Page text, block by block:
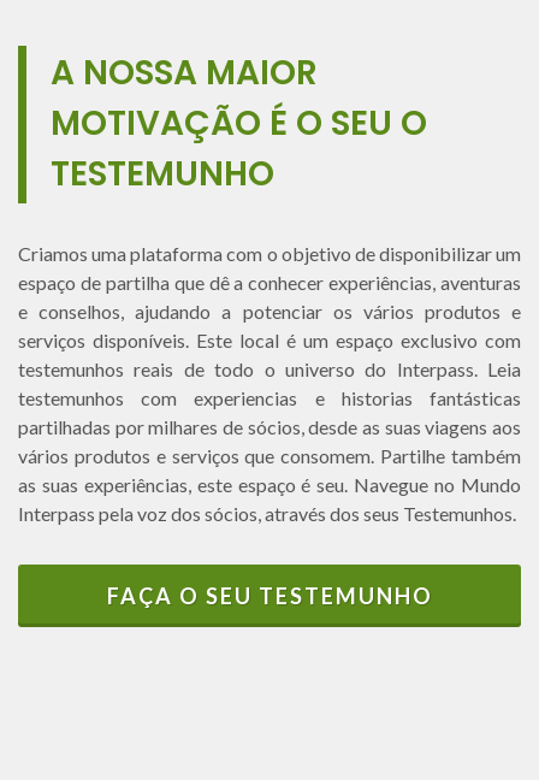
A NOSSA MAIOR
MOTIVAÇÃO É O SEU O
TESTEMUNHO
Criamos uma plataforma com o objetivo de disponibilizar um
espaço de partilha que dê a conhecer experiências, aventuras
e conselhos, ajudando a potenciar os vários produtos e
serviços disponíveis. Este local é um espaço exclusivo com
testemunhos reais de todo o universo do Interpass. Leia
testemunhos com experiencias e historias fantásticas
partilhadas por milhares de sócios, desde as suas viagens aos
vários produtos e serviços que consomem. Partilhe também
as suas experiências, este espaço é seu. Navegue no Mundo
Interpass pela voz dos sócios, através dos seus Testemunhos.
FAÇA O SEU TESTEMUNHO